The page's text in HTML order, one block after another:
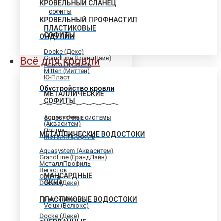
СОФИТЫ
ПЛАСТИКОВЫЕ
СОФИТЫ
Docke (Деке)
GrandLine (ГрандЛайн)
Альта Профиль
Mitten (Миттен)
Ю-Пласт
МЕТАЛЛИЧЕСКИЕ
СОФИТЫ
Aquasystem
(Акваситем)
Optima
МеталлПрофиль
МАНСАРДНЫЕ
ОКНА
Fakro (Факро)
Velux (Велюкс)
КРОВЕЛЬНЫЙ СЛАНЕЦ
КРОВЕЛЬНЫЙ ПРОФНАСТИЛ
ОНДУЛИН
Всё для кровли
Обустройство кровли
ВОДОСТОЧНЫЕ СИСТЕМЫ
МЕТАЛЛИЧЕСКИЕ ВОДОСТОКИ
Aquasystem (Акваситем)
GrandLine (ГрандЛайн)
МеталлПрофиль
Вегасток
Optima
Docke (Деке)
ПЛАСТИКОВЫЕ ВОДОСТОКИ
Docke (Деке)